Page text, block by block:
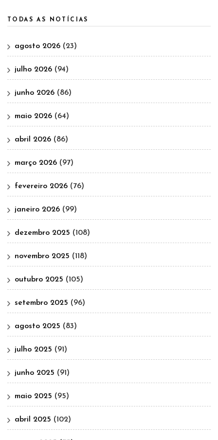
TODAS AS NOTÍCIAS
agosto 2026 (23)
julho 2026 (94)
junho 2026 (86)
maio 2026 (64)
abril 2026 (86)
março 2026 (97)
fevereiro 2026 (76)
janeiro 2026 (99)
dezembro 2025 (108)
novembro 2025 (118)
outubro 2025 (105)
setembro 2025 (96)
agosto 2025 (83)
julho 2025 (91)
junho 2025 (91)
maio 2025 (95)
abril 2025 (102)